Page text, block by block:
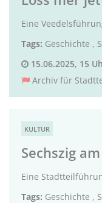
Eine
Tags: Geschichte ,
15.06.2025, 15
Archiv für
KULTUR
Sechszig
Eine
Tags: Geschichte ,